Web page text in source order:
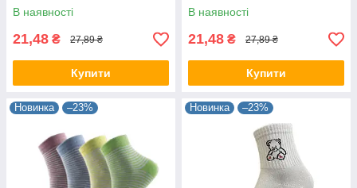
В наявності
21,48 ₴ 27,89 ₴
Купити
В наявності
21,48 ₴ 27,89 ₴
Купити
Новинка –23% Новинка –23%